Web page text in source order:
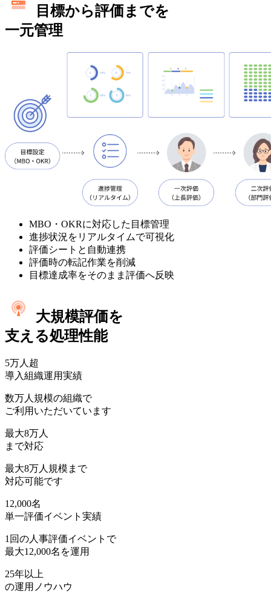
目標から評価までを
一元管理
MBO・OKRに対応した目標管理
進捗状況をリアルタイムで可視化
評価シートと自動連携
評価時の転記作業を削減
目標達成率をそのまま評価へ反映
大規模評価を
支える処理性能
5万人超
導入組織運用実績
数万人規模の組織で
ご利用いただいています
最大8万人
まで対応
最大8万人規模まで
対応可能です
12,000名
単一評価イベント実績
1回の人事評価イベントで
最大12,000名を運用
25年以上
の運用ノウハウ